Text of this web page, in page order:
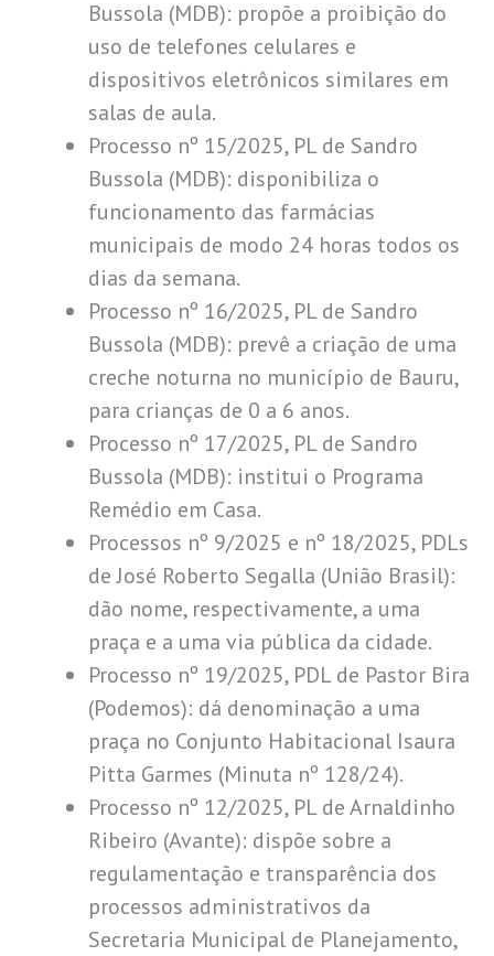
Bussola (MDB): propõe a proibição do
uso de telefones celulares e
dispositivos eletrônicos similares em
salas de aula.
Processo nº 15/2025, PL de Sandro
Bussola (MDB): disponibiliza o
funcionamento das farmácias
municipais de modo 24 horas todos os
dias da semana.
Processo nº 16/2025, PL de Sandro
Bussola (MDB): prevê a criação de uma
creche noturna no município de Bauru,
para crianças de 0 a 6 anos.
Processo nº 17/2025, PL de Sandro
Bussola (MDB): institui o Programa
Remédio em Casa.
Processos nº 9/2025 e nº 18/2025, PDLs
de José Roberto Segalla (União Brasil):
dão nome, respectivamente, a uma
praça e a uma via pública da cidade.
Processo nº 19/2025, PDL de Pastor Bira
(Podemos): dá denominação a uma
praça no Conjunto Habitacional Isaura
Pitta Garmes (Minuta nº 128/24).
Processo nº 12/2025, PL de Arnaldinho
Ribeiro (Avante): dispõe sobre a
regulamentação e transparência dos
processos administrativos da
Secretaria Municipal de Planejamento,